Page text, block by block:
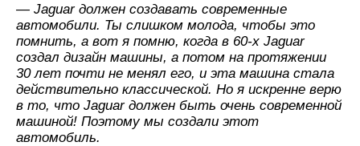
— Jaguar должен создавать современные
автомобили. Ты слишком молода, чтобы это
помнить, а вот я помню, когда в 60-х Jaguar
создал дизайн машины, а потом на протяжении
30 лет почти не менял его, и эта машина стала
действительно классической. Но я искренне верю
в то, что Jaguar должен быть очень современной
машиной! Поэтому мы создали этот
автомобиль.